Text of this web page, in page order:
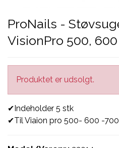
ProNails -
VisionPro 500,
Produktet er udsolgt.
✔Indeholder 5 stk
✔Til Viaion pro 500- 600 -700